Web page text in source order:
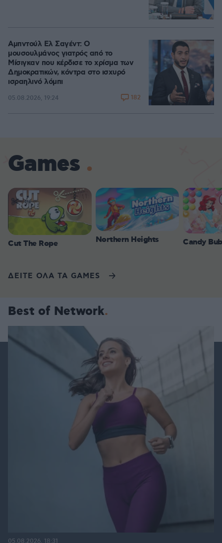
Αμπντούλ Ελ Σαγέντ: Ο
μουσουλμάνος γιατρός από το
Μίσιγκαν που κέρδισε το χρίσμα των
Δημοκρατικών, κόντρα στο ισχυρό
ισραηλινό λόμπι
05.08.2026, 19:24 182
Games
Cut The Rope Northern Heights Candy
ΔΕΙΤΕ ΟΛΑ ΤΑ GAMES
Best of Network
05.08.2026, 18:31